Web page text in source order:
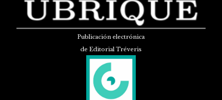
Publicación electrónica
de Editorial Tréveris